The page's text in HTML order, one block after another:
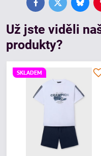
FacebookTwitter
Už jste viděli
produkty?
SKLADEM